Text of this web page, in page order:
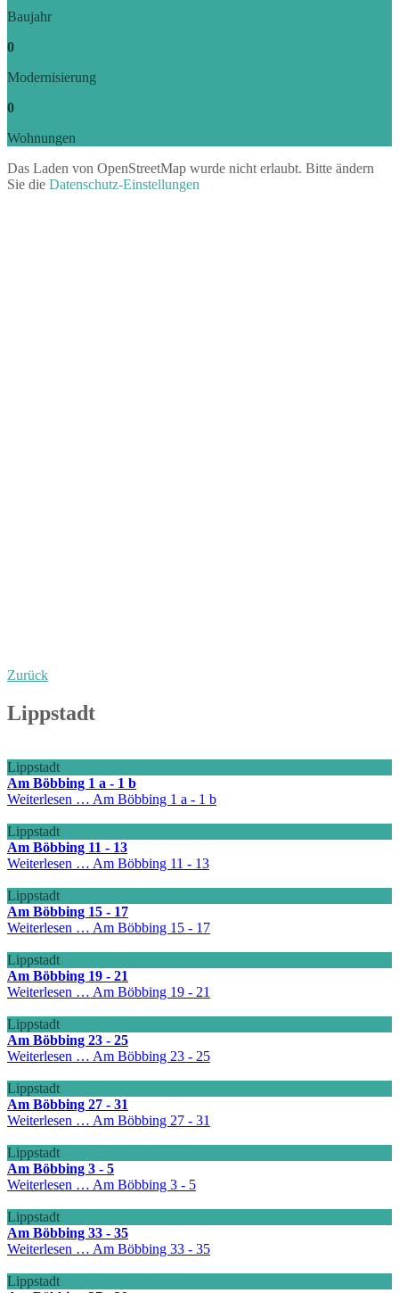
Baujahr
0
Modernisierung
0
Wohnungen
Das Laden von OpenStreetMap wurde nicht erlaubt. Bitte ändern
Sie die Datenschutz-Einstellungen
Zurück
Lippstadt
Lippstadt
Am Böbbing 1 a - 1 b
Weiterlesen … Am Böbbing 1 a - 1 b
Lippstadt
Am Böbbing 11 - 13
Weiterlesen … Am Böbbing 11 - 13
Lippstadt
Am Böbbing 15 - 17
Weiterlesen … Am Böbbing 15 - 17
Lippstadt
Am Böbbing 19 - 21
Weiterlesen … Am Böbbing 19 - 21
Lippstadt
Am Böbbing 23 - 25
Weiterlesen … Am Böbbing 23 - 25
Lippstadt
Am Böbbing 27 - 31
Weiterlesen … Am Böbbing 27 - 31
Lippstadt
Am Böbbing 3 - 5
Weiterlesen … Am Böbbing 3 - 5
Lippstadt
Am Böbbing 33 - 35
Weiterlesen … Am Böbbing 33 - 35
Lippstadt